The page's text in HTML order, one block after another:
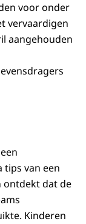
voor onder
vervaardigen
aangehouden
tips van een
ontdekt dat de
Kinderen